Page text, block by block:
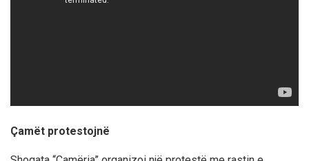
Çamët protestojnë